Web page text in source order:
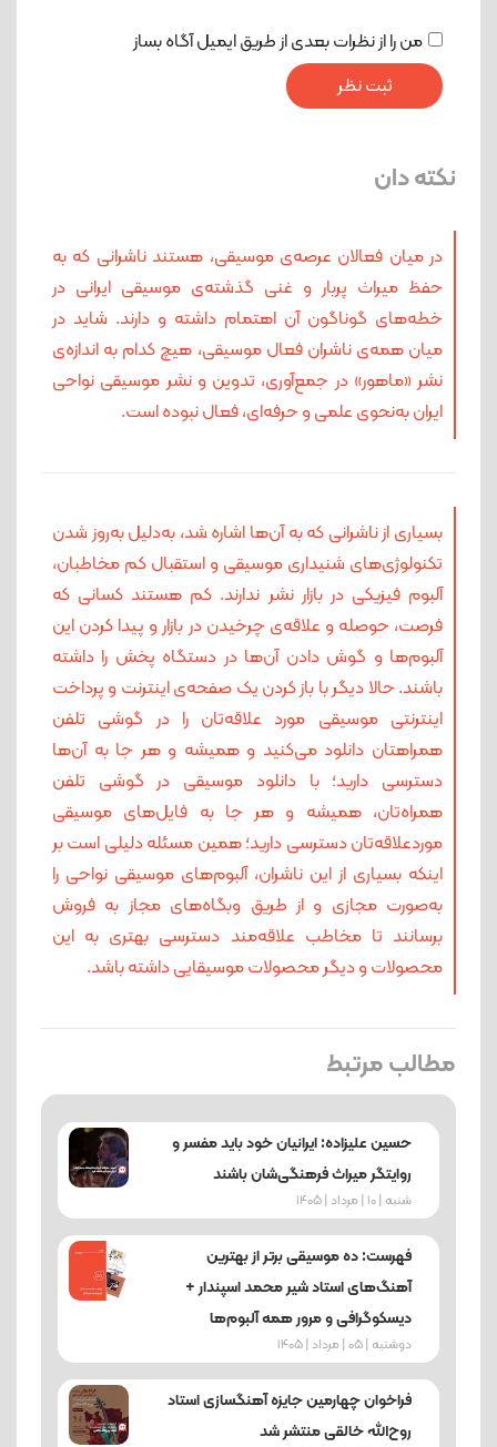
من را از نظرات بعدی از طریق ایمیل آگاه بساز
نکته دان
در میان فعالان عرصه‌ی موسیقی، هستند ناشرانی که به
حفظ میراث پربار و غنی گذشته‌ی موسیقی ایرانی در
خطه‌های گوناگون آن اهتمام داشته و دارند. شاید در
میان همه‌ی ناشران فعال موسیقی، هیچ کدام به اندازه‌ی
نشر «ماهور» در جمع‌آوری، تدوین و نشر موسیقی نواحی
ایران به‌نحوی علمی و حرفه‌ای، فعال نبوده است.
بسیاری از ناشرانی که به آن‌ها اشاره شد، به‌دلیل به‌روز شدن
تکنولوژی‌های شنیداری موسیقی و استقبال کم مخاطبان،
آلبوم فیزیکی در بازار نشر ندارند. کم هستند کسانی که
فرصت، حوصله و علاقه‌ی چرخیدن در بازار و پیدا کردن این
آلبوم‌ها و گوش دادن آن‌ها در دستگاه پخش را داشته
باشند. حالا دیگر با باز کردن یک صفحه‌ی اینترنت و پرداخت
اینترنتی موسیقی مورد علاقه‌تان را در گوشی تلفن
همراهتان دانلود می‌کنید و همیشه و هر جا به آن‌ها
دسترسی دارید؛ با دانلود موسیقی در گوشی تلفن
همراه‌تان، همیشه و هر جا به فایل‌های موسیقی
موردعلاقه‌تان دسترسی دارید؛ همین مسئله دلیلی است بر
اینکه بسیاری از این ناشران، آلبوم‌های موسیقی نواحی را
به‌صورت مجازی و از طریق وبگاه‌های مجاز به فروش
برسانند تا مخاطب علاقه‌مند دسترسی بهتری به این
محصولات و دیگر محصولات موسیقایی داشته باشد.
مطالب مرتبط
حسین علیزاده: ایرانیان خود باید مفسر و
روایتگر میراث فرهنگی‌شان باشند
شنبه | 10 | مرداد | 1405
فهرست: ده موسیقی برتر از بهترین
آهنگ‌های استاد شیر محمد اسپندار +
دیسکوگرافی و مرور همه آلبوم‌ها
دوشنبه | 05 | مرداد | 1405
فراخوان چهارمین جایزه آهنگسازی استاد
روح‌الله خالقی منتشر شد